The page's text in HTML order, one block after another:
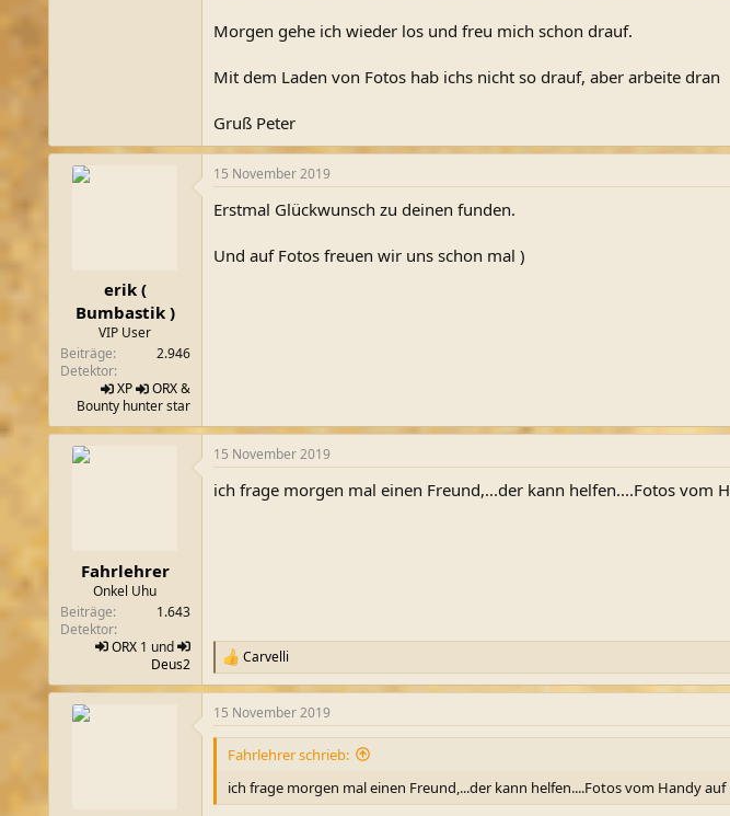
Morgen gehe ich wieder los und freu mich schon drauf.
Mit dem Laden von Fotos hab ichs nicht so drauf, aber arbeite dran
Gruß Peter
erik (
Bumbastik )
VIP User
Beiträge
2.946
Detektor
XP
ORX&
Bounty hunter star
15 November 2019
Erstmal Glückwunsch zu deinen funden.
Und auf Fotos freuen wir uns schon mal )
Fahrlehrer
Onkel Uhu
Beiträge
1.643
Detektor
ORX1 und
Deus2
15 November 2019
ich frage morgen mal einen Freund,...der kann helfen....Fotos
R
e
a
k
t
e
Carvelli
15 November 2019
Fahrlehrer schrieb:
ich frage morgen mal einen Freund,...der kann helfen....Fotos vom Handy